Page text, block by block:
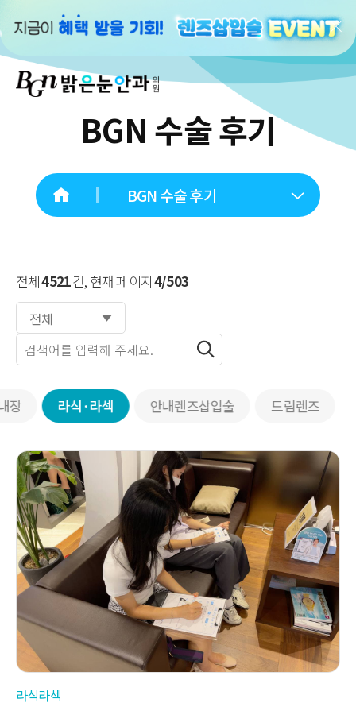
BGN 수술 후기
BGN 수술 후기
전체4521건, 현재 페이지4/503
전체
장 라식·라섹 안내렌즈삽입술 드림렌즈
라식라섹